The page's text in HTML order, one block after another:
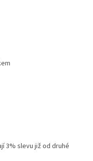
3% slevu již od druhé